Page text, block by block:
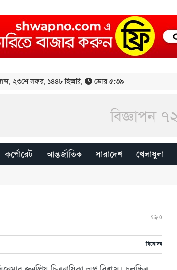
, ২৩শে সফর, ১৪৪৮ হিজরি, ভোর ৫:৩৯
কর্পোরেট আন্তর্জাতিক সারাদেশ খেলাধুলা
0
বিনোদন